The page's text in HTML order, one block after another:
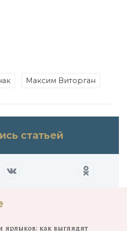
Максим Виторган
статьей
ярлыков: как выглядят